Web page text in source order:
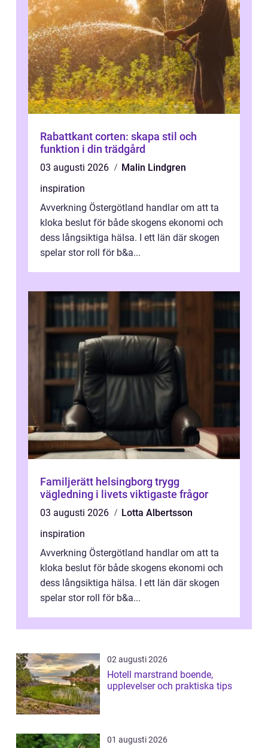
Rabattkant corten: skapa stil och
funktion i din trädgård
03 augusti 2026
Malin Lindgren
inspiration
Avverkning Östergötland handlar om att ta
kloka beslut för både skogens ekonomi och
dess långsiktiga hälsa. I ett län där skogen
spelar stor roll för b&a...
Familjerätt helsingborg trygg
vägledning i livets viktigaste frågor
03 augusti 2026
Lotta Albertsson
inspiration
Avverkning Östergötland handlar om att ta
kloka beslut för både skogens ekonomi och
dess långsiktiga hälsa. I ett län där skogen
spelar stor roll för b&a...
02 augusti 2026
Hotell marstrand boende,
upplevelser och praktiska tips
01 augusti 2026